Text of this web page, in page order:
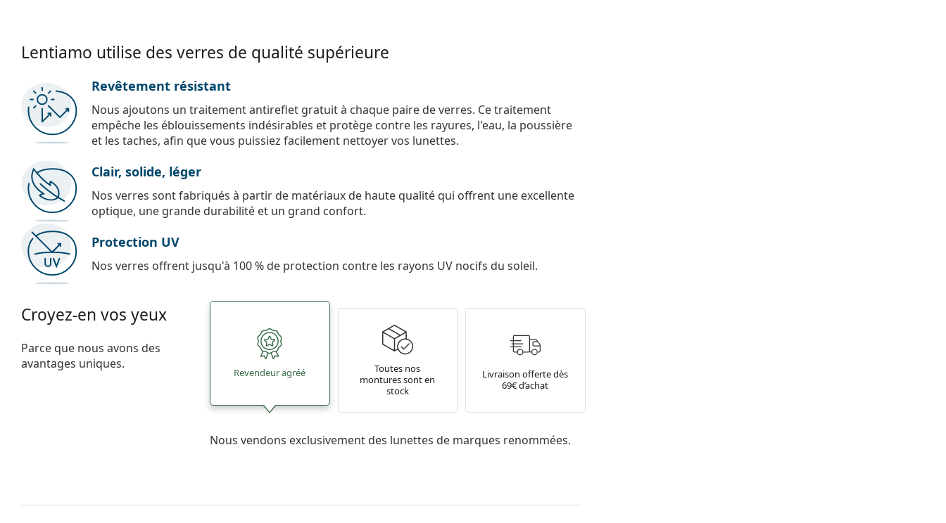
Lentiamo utilise des verres de qualité supérieure
Revêtement résistant
Nous ajoutons un traitement antireflet gratuit à chaque paire de verres. Ce traitement
empêche les éblouissements indésirables et protège contre les rayures, l'eau, la poussière
et les taches, afin que vous puissiez facilement nettoyer vos lunettes.
Clair, solide, léger
Nos verres sont fabriqués à partir de matériaux de haute qualité qui offrent une excellente
optique, une grande durabilité et un grand confort.
Protection UV
Nos verres offrent jusqu'à 100 % de protection contre les rayons UV nocifs du soleil.
Croyez-en vos yeux
Parce que nous avons des
avantages uniques.
Revendeur agréé
Toutes nos
montures sont en
stock
Livraison offerte dès
69€ d’achat
Nous vendons exclusivement des lunettes de marques renommées.